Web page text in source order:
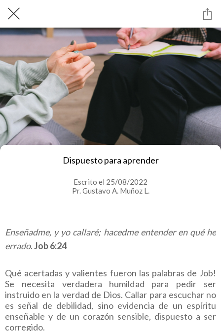
Dispuesto para aprender
Escrito el 25/08/2022
Pr. Gustavo A. Muñoz L.
Enseñadme, y yo callaré; hacedme entender en qué he
errado.Job 6:24
Qué acertadas y valientes fueron las palabras de Job!
Se necesita verdadera humildad para pedir ser
instruido en la verdad de Dios. Callar para escuchar no
es señal de debilidad, sino evidencia de un espíritu
enseñable y de un corazón sensible, dispuesto a ser
corregido.